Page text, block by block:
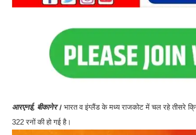
आरएनई, बीकानेर। भारत व इंग्लैंड के मध्य राजकोट में चल रहे तीसरे
322 रनों की हो गई है।